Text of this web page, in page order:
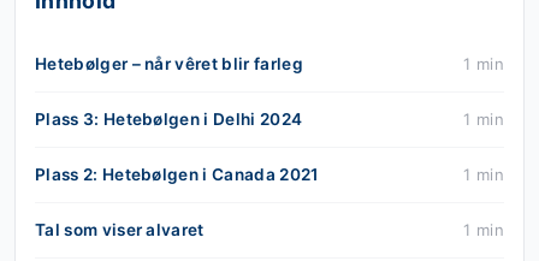
Hetebølger – når vêret blir farleg 1 min
Plass 3: Hetebølgen i Delhi 2024 1 min
Plass 2: Hetebølgen i Canada 2021 1 min
Tal som viser alvaret 1 min